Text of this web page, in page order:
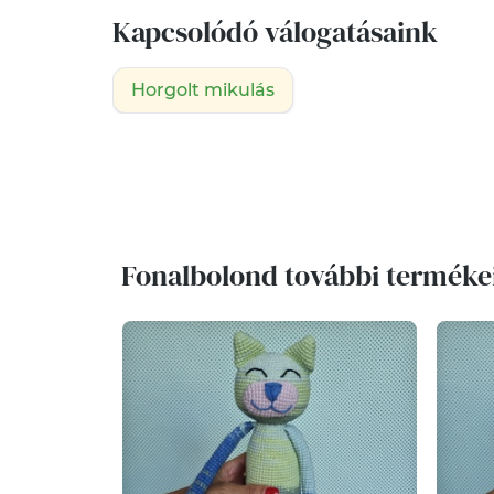
Kapcsolódó válogatásaink
Horgolt mikulás
Fonalbolond további